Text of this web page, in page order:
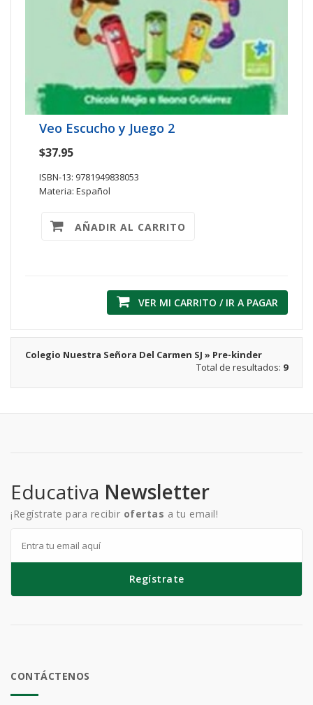
Veo Escucho y Juego 2
$37.95
ISBN-13: 9781949838053
Materia: Español
AÑADIR AL CARRITO
VER MI CARRITO / IR A PAGAR
Colegio Nuestra Señora Del Carmen SJ » Pre-kinder
Total de resultados: 9
Educativa Newsletter
¡Regístrate para recibir ofertas a tu email!
Regístrate
CONTÁCTENOS